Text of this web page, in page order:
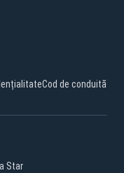
Cod de conduită
Star